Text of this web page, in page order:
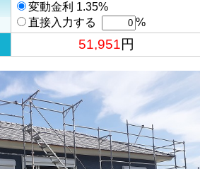
変動金利 1.35%
直接入力する
%
51,951円